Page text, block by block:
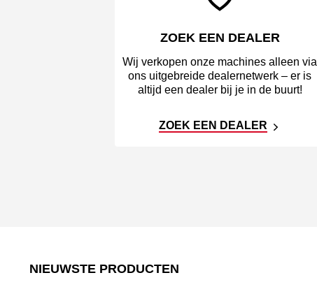
ZOEK EEN DEALER
Wij verkopen onze machines alleen via
ons uitgebreide dealernetwerk – er is
altijd een dealer bij je in de buurt!
ZOEK EEN DEALER
NIEUWSTE PRODUCTEN